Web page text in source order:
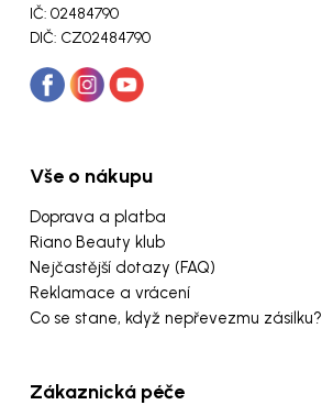
IČ: 02484790
DIČ: CZ02484790
Vše o nákupu
Doprava a platba
Riano Beauty klub
Nejčastější dotazy (FAQ)
Reklamace a vrácení
Co se stane, když nepřevezmu zásilku?
Zákaznická péče